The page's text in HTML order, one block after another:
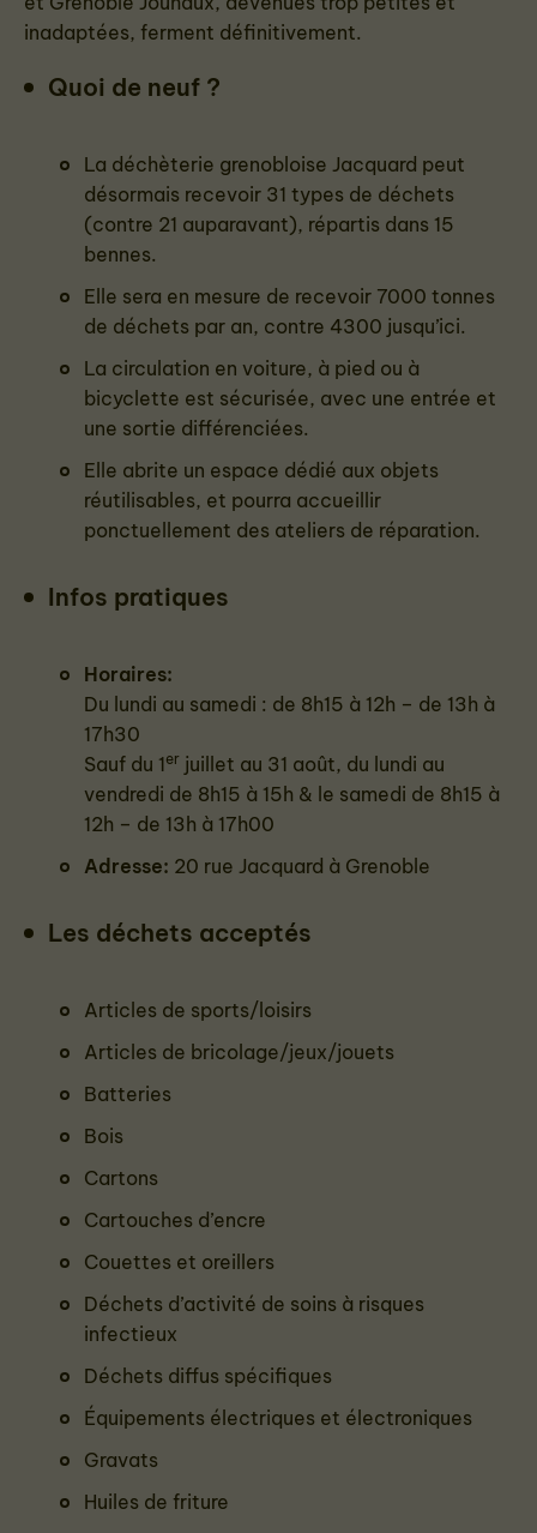
inadaptées, ferment définitivement.
Quoi de neuf ?
La déchèterie grenobloise Jacquard peut
désormais recevoir 31 types de déchets
(contre 21 auparavant), répartis dans 15
bennes.
Elle sera en mesure de recevoir 7000 tonnes
de déchets par an, contre 4300 jusqu’ici.
La circulation en voiture, à pied ou à
bicyclette est sécurisée, avec une entrée et
une sortie différenciées.
Elle abrite un espace dédié aux objets
réutilisables, et pourra accueillir
ponctuellement des ateliers de réparation.
Infos pratiques
Horaires:
Du lundi au samedi : de 8h15 à 12h – de 13h à
17h30
Sauf du 1er juillet au 31 août, du lundi au
vendredi de 8h15 à 15h & le samedi de 8h15 à
12h – de 13h à 17h00
Adresse: 20 rue Jacquard à Grenoble
Les déchets acceptés
Articles de sports/loisirs
Articles de bricolage/jeux/jouets
Batteries
Bois
Cartons
Cartouches d’encre
Couettes et oreillers
Déchets d’activité de soins à risques
infectieux
Déchets diffus spécifiques
Équipements électriques et électroniques
Gravats
Huiles de friture